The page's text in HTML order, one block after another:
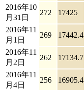
2016年10
月31日
272 17425
2016年11
月1日
269 17442.4
2016年11
月2日
262 17134.7
2016年11
月4日
256 16905.4